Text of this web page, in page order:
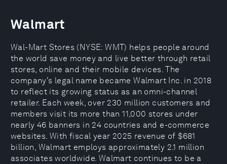
Walmart
Wal-Mart Stores (NYSE: WMT) helps people around
the world save money and live better through retail
stores, online and their mobile devices. The
company’s legal name became Walmart Inc. in 2018
to reflect its growing status as an omni-channel
retailer. Each week, over 230 million customers and
members visit its more than 11,000 stores under
nearly 46 banners in 24 countries and e-commerce
websites. With fiscal year 2025 revenue of $681
billion, Walmart employs approximately 2.1 million
associates worldwide. Walmart continues to be a